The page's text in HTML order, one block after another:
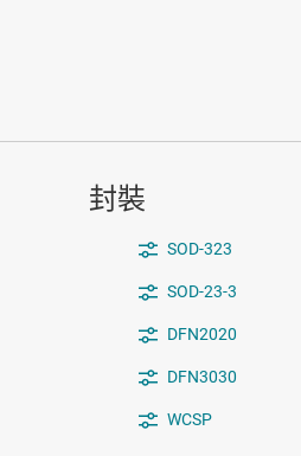
封裝
SOD-323
SOD-23-3
DFN2020
DFN3030
WCSP